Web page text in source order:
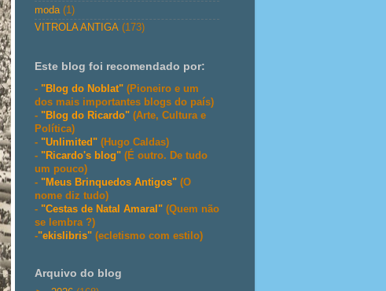
moda (1)
VITROLA ANTIGA (173)
Este blog foi recomendado por:
- "Blog do Noblat" (Pioneiro e um
dos mais importantes blogs do país)
- "Blog do Ricardo" (Arte, Cultura e
Política)
- "Unlimited" (Hugo Caldas)
- "Ricardo's blog" (É outro. De tudo
um pouco)
- "Meus Brinquedos Antigos" (O
nome diz tudo)
- "Cestas de Natal Amaral" (Quem não
se lembra ?)
-"ekislibris" (ecletismo com estilo)
Arquivo do blog